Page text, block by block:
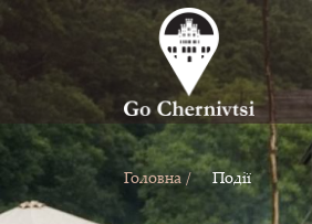
Головна / Події